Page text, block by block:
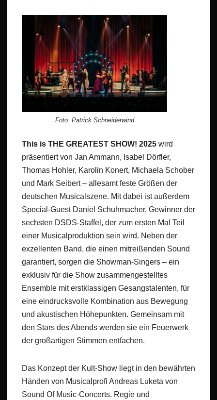
Foto: Patrick Schneiderwind
This is THE GREATEST SHOW! 2025 wird
präsentiert von Jan Ammann, Isabel Dörfler,
Thomas Hohler, Karolin Konert, Michaela Schober
und Mark Seibert – allesamt feste Größen der
deutschen Musicalszene. Mit dabei ist außerdem
Special-Guest Daniel Schuhmacher, Gewinner der
sechsten DSDS-Staffel, der zum ersten Mal Teil
einer Musicalproduktion sein wird. Neben der
exzellenten Band, die einen mitreißenden Sound
garantiert, sorgen die Showman-Singers – ein
exklusiv für die Show zusammengestelltes
Ensemble mit erstklassigen Gesangstalenten, für
eine eindrucksvolle Kombination aus Bewegung
und akustischen Höhepunkten. Gemeinsam mit
den Stars des Abends werden sie ein Feuerwerk
der großartigen Stimmen entfachen.
Das Konzept der Kult-Show liegt in den bewährten
Händen von Musicalprofi Andreas Luketa von
Sound Of Music-Concerts. Regie und